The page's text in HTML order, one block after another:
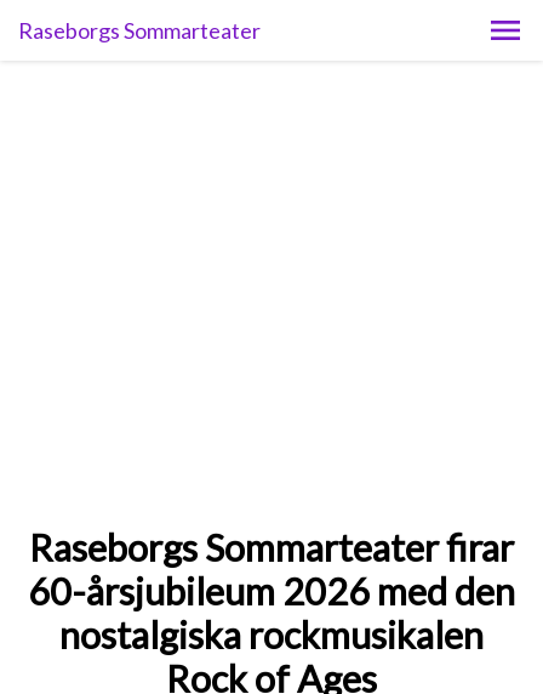
Raseborgs Sommarteater
Raseborgs Sommarteater firar
60-årsjubileum 2026 med den
nostalgiska rockmusikalen
Rock of Ages